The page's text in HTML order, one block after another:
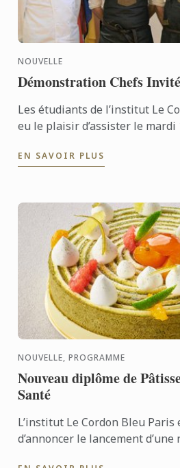
NOUVELLE
Démonstration Chefs
Les étudiants de l’institut Le
eu le plaisir d’assister le
EN SAVOIR PLUS
NOUVELLE, PROGRAMME
Nouveau diplôme de
Santé
L’institut Le Cordon Bleu Paris
d’annoncer le lancement